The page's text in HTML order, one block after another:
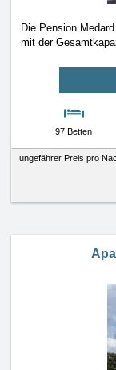
Die Pension
mit der
97 Betten
ungefährer Preis pro